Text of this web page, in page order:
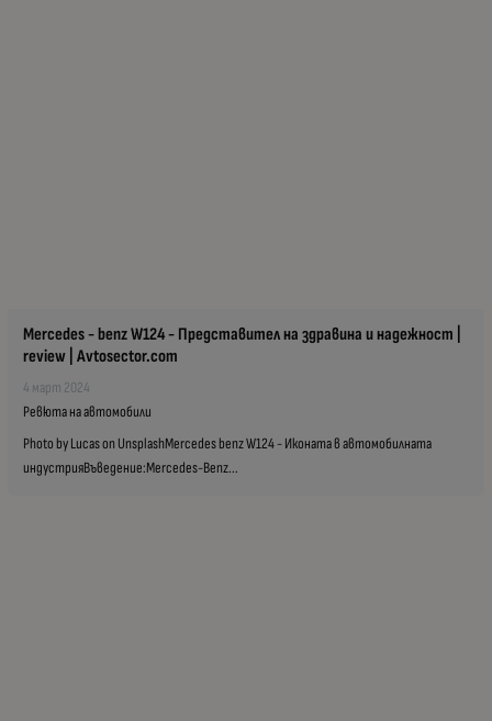
Mercedes - benz W124 - Представител на здравина и надежност |
review | Avtosector.com
4 март 2024
Ревюта на автомобили
Photo by Lucas on UnsplashMercedes benz W124 - Иконата в автомобилната
индустрияВъведение:Mercedes-Benz...